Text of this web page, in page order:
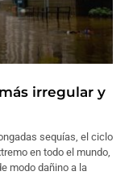
irregular y
sequías, el ciclo
en todo el mundo,
modo dañino a la